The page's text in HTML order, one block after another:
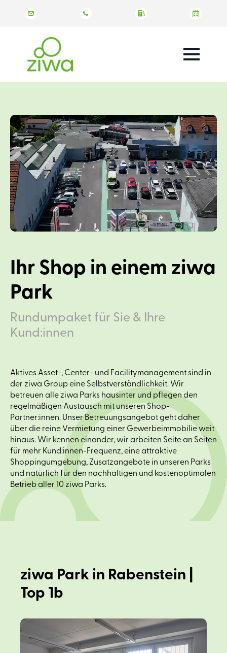
Ihr Shop in einem ziwa
Park
Rundumpaket für Sie & Ihre
Kund:innen
Aktives Asset-, Center- und Facilitymanagement sind in
der ziwa Group eine Selbstverständlichkeit. Wir
betreuen alle ziwa Parks hausinter und pflegen den
regelmäßigen Austausch mit unseren Shop-
Partner:innen. Unser Betreuungsangebot geht daher
über die reine Vermietung einer Gewerbeimmobilie weit
hinaus. Wir kennen einander, wir arbeiten Seite an Seiten
für mehr Kund:innen-Frequenz, eine attraktive
Shoppingumgebung, Zusatzangebote in unseren Parks
und natürlich für den nachhaltigen und kostenoptimalen
Betrieb aller 10 ziwa Parks.
ziwa Park in Rabenstein |
Top 1b